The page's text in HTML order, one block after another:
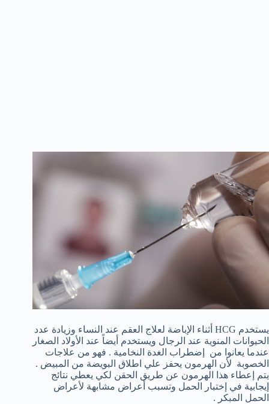
يستخدم HCG أثناء الإباضة لعلاج العقم عند النساء وزيادة عدد
الحيوانات المنوية عند الرجال ويستخدم أيضاً عند الأولاد الصغار
عندما يعانوا من إضطراب الغدة النخامية . فهو من علاجات
الخصوبة لأن الهرمون يحفز علي اطلاق البويضة من المبيض .
يتم إعطاء هذا الهرمون عن طريق الحقن لكي يعطي نتائج
إيجابية في إختبار الحمل وتسبب أعراض مشابهة لأعراض
الحمل المبكر .